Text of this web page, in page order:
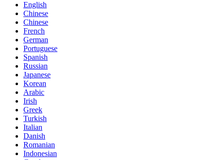
English
Chinese
Chinese
French
German
Portuguese
Spanish
Russian
Japanese
Korean
Arabic
Irish
Greek
Turkish
Italian
Danish
Romanian
Indonesian